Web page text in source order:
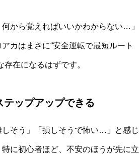
何から覚えればいいかわからない…」
カはまさに“安全運転で最短ルート
存在になるはずです。
テップアップできる
そう」「損しそうで怖い…」と感じ
に初心者ほど、不安のほうが先に立